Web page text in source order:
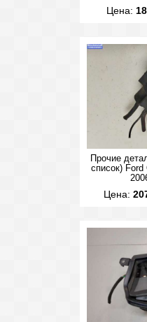
Цена:
Прочие
список)
Цена: